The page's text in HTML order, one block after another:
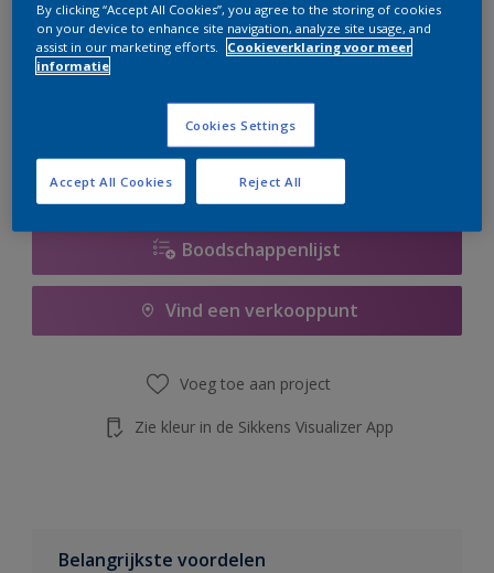
2,5 L
5 L
Bereken
Op dit moment is het niet mogelijk dit product online
te bestellen. Bezoek je dichtstbijzijnde winkel of klik op
Boodschappenlijst
Vind een verkooppunt
Voeg toe aan project
Zie kleur in de Sikkens Visualizer App
Belangrijkste voordelen
By clicking “Accept All Cookies”, you agree to the storing of cookies
on your device to enhance site navigation, analyze site usage, and
assist in our marketing efforts.
Cookieverklaring voor meer
informatie
Cookies Settings
Reject All
Accept All Cookies